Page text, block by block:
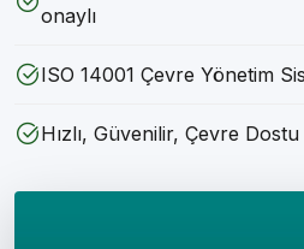
onaylı
ISO 14001 Çevre Yönetim
Hızlı, Güvenilir, Çevre Dostu